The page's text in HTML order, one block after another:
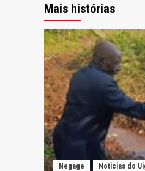
Mais histórias
Negage Noticias do